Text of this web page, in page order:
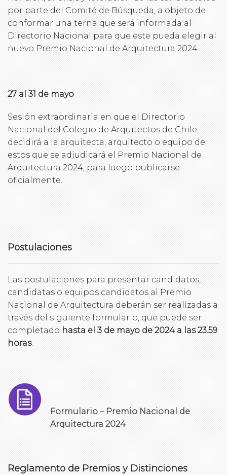
por parte del Comité de Búsqueda, a objeto de
conformar una terna que será informada al
Directorio Nacional para que este pueda elegir al
nuevo Premio Nacional de Arquitectura 2024.
27 al 31 de mayo
Sesión extraordinaria en que el Directorio
Nacional del Colegio de Arquitectos de Chile
decidirá a la arquitecta, arquitecto o equipo de
estos que se adjudicará el Premio Nacional de
Arquitectura 2024, para luego publicarse
oficialmente.
Postulaciones
Las postulaciones para presentar candidatos,
candidatas o equipos candidatos al Premio
Nacional de Arquitectura deberán ser realizadas a
través del siguiente formulario, que puede ser
completado hasta el 3 de mayo de 2024 a las 23.59
horas.
Formulario – Premio Nacional de
Arquitectura 2024
Reglamento de Premios y Distinciones